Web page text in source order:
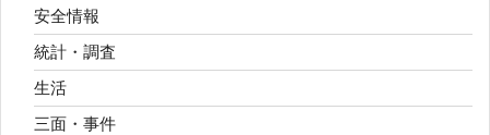
安全情報
統計・調査
生活
三面・事件